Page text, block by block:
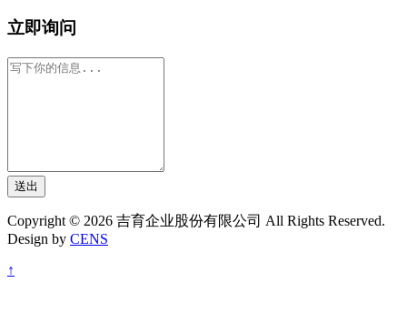
立即询问
送出
Copyright © 2026 吉育企业股份有限公司 All Rights Reserved.
Design by CENS
↑